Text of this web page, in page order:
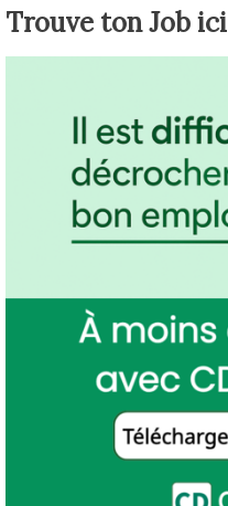
Trouve ton Job ici